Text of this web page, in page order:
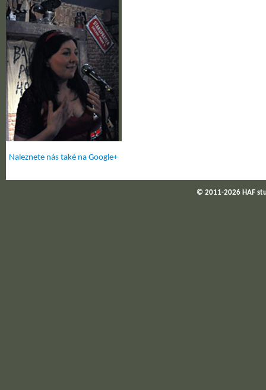
Naleznete nás také na Google+
© 2011-2026 HAF